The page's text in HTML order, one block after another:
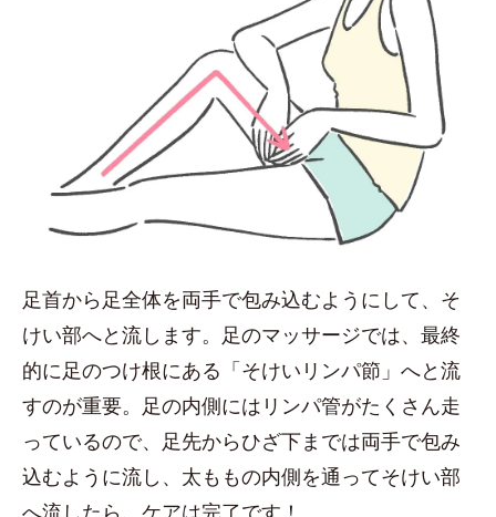
足首から足全体を両手で包み込むようにして、そ
けい部へと流します。足のマッサージでは、最終
的に足のつけ根にある「そけいリンパ節」へと流
すのが重要。足の内側にはリンパ管がたくさん走
っているので、足先からひざ下までは両手で包み
込むように流し、太ももの内側を通ってそけい部
へ流したら、ケアは完了です！